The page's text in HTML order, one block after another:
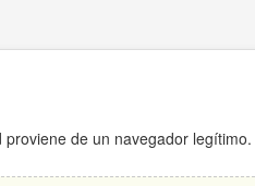
de un navegador legítimo.